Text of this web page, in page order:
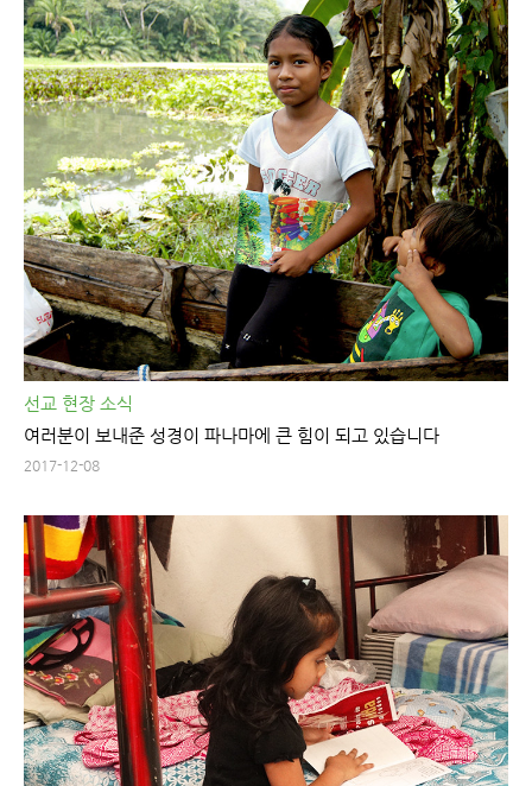
선교 현장 소식
여러분이 보내준 성경이 파나마에 큰 힘이 되고 있습니다
2017-12-08